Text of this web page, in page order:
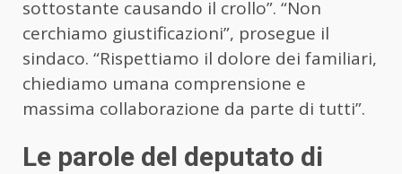
sottostante causando il crollo”. “Non
cerchiamo giustificazioni”, prosegue il
sindaco. “Rispettiamo il dolore dei familiari,
chiediamo umana comprensione e
massima collaborazione da parte di tutti”.
Le parole del deputato di